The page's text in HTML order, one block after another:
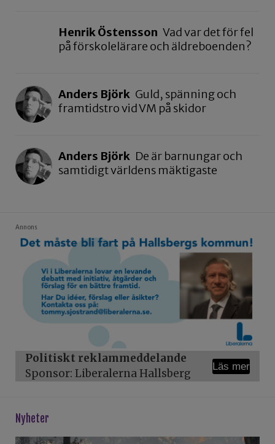
Henrik Östensson Vad var det för fel
på förskolelärare och äldreboenden?
Anders Björk Guld, spänning och
framtidstro vid VM på skidor
Anders Björk De är barnungar och
samtidigt världens mäktigaste
Annons
Politiskt reklammeddelande
Sponsor: Liberalerna Hallsberg
Läs mer
Nyheter